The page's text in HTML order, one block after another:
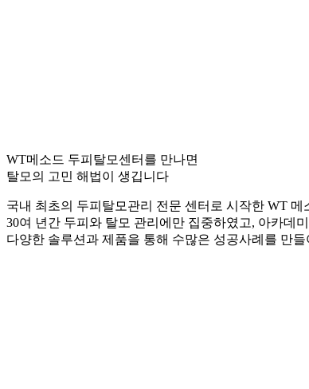
WT메소드 두피탈모센터를 만나면
탈모의 고민 해법이 생깁니다
국내 최초의 두피탈모관리 전문 센터로 시작한 WT
30여 년간 두피와 탈모 관리에만 집중하였고, 아카데
다양한 솔루션과 제품을 통해 수많은 성공사례를 만들